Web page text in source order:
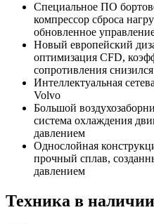
Специальное ПО
компрессор сброса
обновленное
Новый европейский
оптимизация CFD,
сопротивления
Интеллектуальная
Volvo
Большой
система охлаждения
давлением
Однослойная
прочный сплав,
давлением
Техника в